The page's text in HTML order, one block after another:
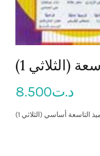
د.ت8.500
التاسعة أساسي (الثلاثي 1)